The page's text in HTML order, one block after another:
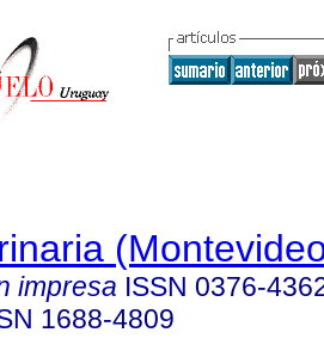
impresa ISSN 0376-
1688-4809